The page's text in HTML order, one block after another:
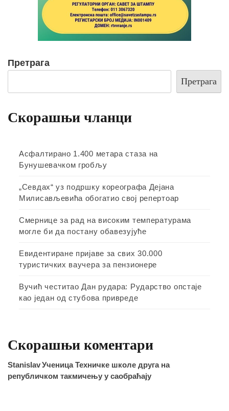
Претрага
Претрага
Скорашњи чланци
Асфалтирано 1.400 метара стаза на
Бунушевачком гробљу
„Севдах“ уз подршку кореографа Дејана
Милисављевића обогатио свој репертоар
Смернице за рад на високим температурама
могле би да постану обавезујуће
Евидентиране пријаве за свих 30.000
туристичких ваучера за пензионере
Вучић честитао Дан рудара: Рударство опстаје
као један од стубова привреде
Скорашњи коментари
StanislavУченица Техничке школе друга на
републичком такмичењу у саобраћају